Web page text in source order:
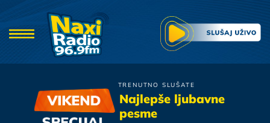
TRENUTNO SLUŠATE
Najlepše ljubavne
pesme
Valentino
Ne Daj Mi Da Govorim U